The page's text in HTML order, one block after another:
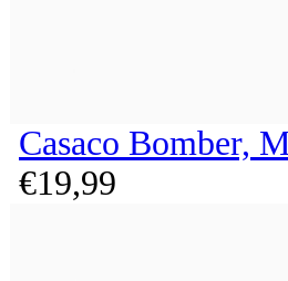
Casaco Bomber,
€19,99